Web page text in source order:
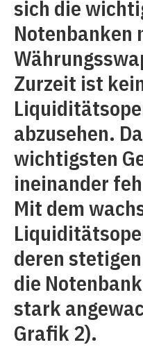
sich die
Notenbanken
Zurzeit ist
abzusehen.
wichtigsten
ineinander
Mit dem
deren
die
stark
Grafik 2).